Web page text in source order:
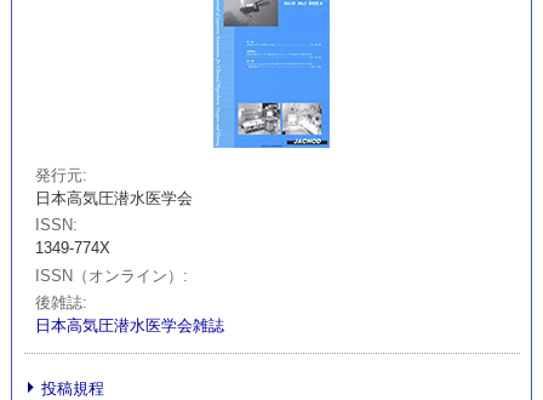
発行元
日本高気圧潜水医学会
ISSN
1349-774X
ISSN（オンライン）
後雑誌
日本高気圧潜水医学会雑誌
投稿規程